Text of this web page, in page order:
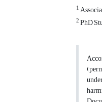
1
2PhD